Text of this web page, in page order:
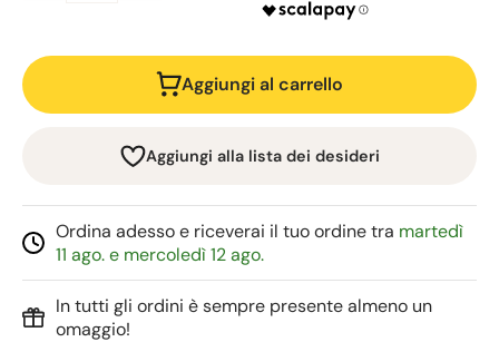
Aggiungi al carrello
Aggiungi alla lista dei desideri
Ordina adesso e riceverai il tuo ordine tra martedì
11 ago. e mercoledì 12 ago.
In tutti gli ordini è sempre presente almeno un
omaggio!